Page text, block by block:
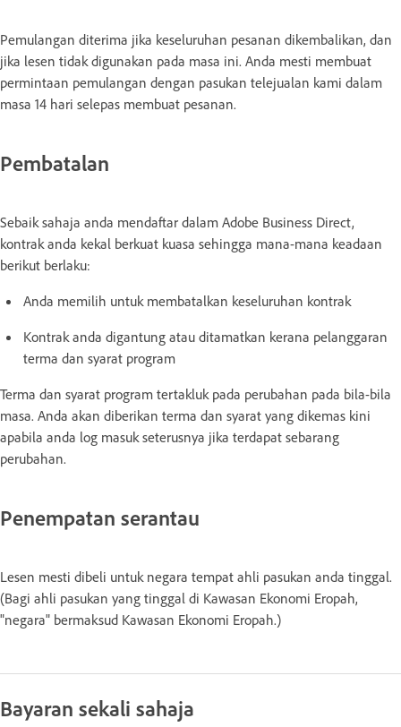
Pemulangan diterima jika keseluruhan pesanan dikembalikan, dan
jika lesen tidak digunakan pada masa ini. Anda mesti membuat
permintaan pemulangan dengan pasukan telejualan kami dalam
masa 14 hari selepas membuat pesanan.
Pembatalan
Sebaik sahaja anda mendaftar dalam Adobe Business Direct,
kontrak anda kekal berkuat kuasa sehingga mana-mana keadaan
berikut berlaku:
Anda memilih untuk membatalkan keseluruhan kontrak
Kontrak anda digantung atau ditamatkan kerana pelanggaran
terma dan syarat program
Terma dan syarat program tertakluk pada perubahan pada bila-bila
masa. Anda akan diberikan terma dan syarat yang dikemas kini
apabila anda log masuk seterusnya jika terdapat sebarang
perubahan.
Penempatan serantau
Lesen mesti dibeli untuk negara tempat ahli pasukan anda tinggal.
(Bagi ahli pasukan yang tinggal di Kawasan Ekonomi Eropah,
"negara" bermaksud Kawasan Ekonomi Eropah.)
Bayaran sekali sahaja